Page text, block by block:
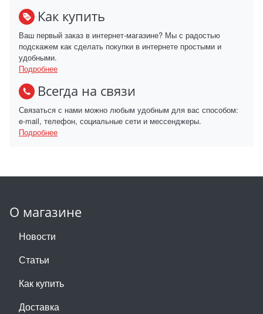
Как купить
Ваш первый заказ в интернет-магазине? Мы с радостью
подскажем как сделать покупки в интернете простыми и
удобными.
Подробнее
Всегда на связи
Связаться с нами можно любым удобным для вас способом:
e-mail, телефон, социальные сети и мессенджеры.
Подробнее
О магазине
Новости
Статьи
Как купить
Доставка